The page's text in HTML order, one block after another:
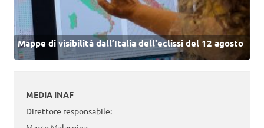
Mappe di visibilità dall’Italia dell'eclissi del 12 agosto
MEDIA INAF
Direttore responsabile: